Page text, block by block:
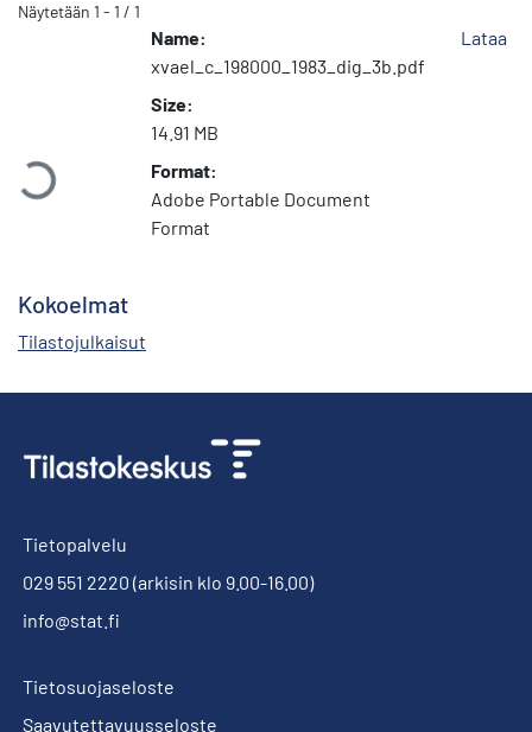
Näytetään 1 - 1 / 1
Ladataan...
Name:
xvael_c_198000_1983_dig_3b.pdf
Size:
14.91 MB
Format:
Adobe Portable Document
Format
Lataa
Kokoelmat
Tilastojulkaisut
Tietopalvelu
029 551 2220 (arkisin klo 9.00-16.00)
info@stat.fi
Tietosuojaseloste
Saavutettavuusseloste